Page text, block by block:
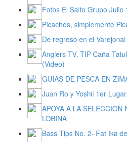
Fotos El Salto Grupo Julio
Picachos, simplemente
De regreso en el
Anglers TV, TIP Caña
(Video)
GUIAS DE PESCA EN
Juan Ro y Yoshii 1er
APOYA A LA SELECCION
LOBINA
Bass Tips No. 2- Fat Ika